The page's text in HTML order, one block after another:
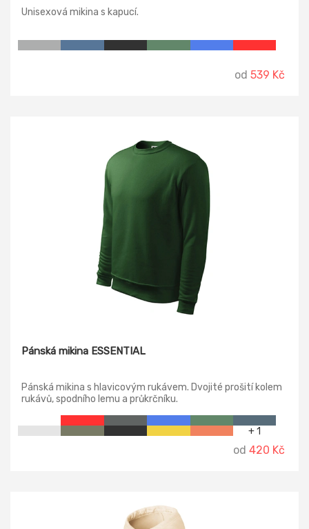
Unisexová mikina s kapucí.
od 539 Kč
Pánská mikina ESSENTIAL
Pánská mikina s hlavicovým rukávem. Dvojité prošití kolem
rukávů, spodního lemu a průkrčníku.
+ 1
od 420 Kč